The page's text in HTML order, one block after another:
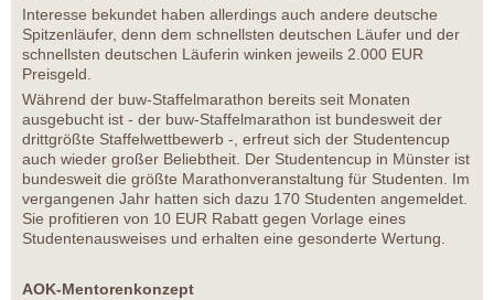
Interesse bekundet haben allerdings auch andere deutsche
Spitzenläufer, denn dem schnellsten deutschen Läufer und der
schnellsten deutschen Läuferin winken jeweils 2.000 EUR
Preisgeld.
Während der buw-Staffelmarathon bereits seit Monaten
ausgebucht ist - der buw-Staffelmarathon ist bundesweit der
drittgrößte Staffelwettbewerb -, erfreut sich der Studentencup
auch wieder großer Beliebtheit. Der Studentencup in Münster ist
bundesweit die größte Marathonveranstaltung für Studenten. Im
vergangenen Jahr hatten sich dazu 170 Studenten angemeldet.
Sie profitieren von 10 EUR Rabatt gegen Vorlage eines
Studentenausweises und erhalten eine gesonderte Wertung.
AOK-Mentorenkonzept